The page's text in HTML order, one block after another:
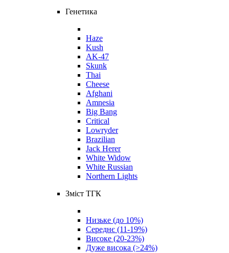
Генетика
Haze
Kush
AK-47
Skunk
Thai
Cheese
Afghani
Amnesia
Big Bang
Critical
Lowryder
Brazilian
Jack Herer
White Widow
White Russian
Northern Lights
Зміст ТГК
Низьке (до 10%)
Середнє (11-19%)
Високе (20-23%)
Дуже висока (>24%)